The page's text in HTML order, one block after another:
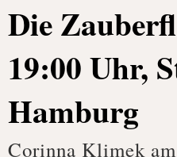
Die
19:00 Uhr,
Hamburg
Corinna Klimek